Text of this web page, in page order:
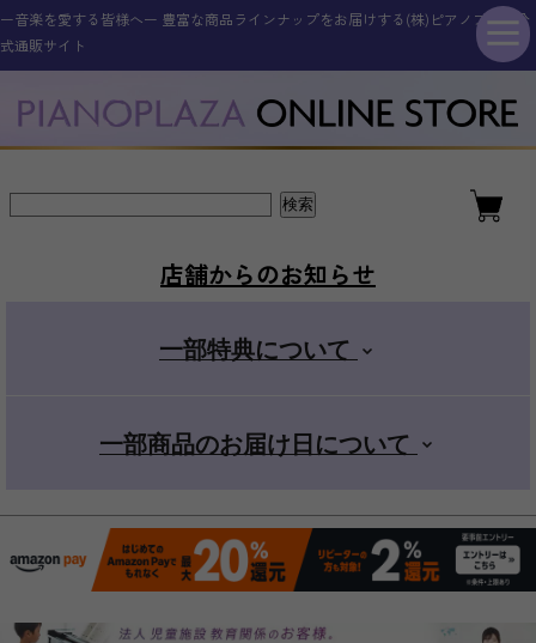
ー音楽を愛する皆様へー 豊富な商品ラインナップをお届けする(株)ピアノプラザ公
式通販サイト
YAMAHA ヤマハ
Roland ローランド
CASIO カシオ
KORG コルグ
Roland ローランド
新品アップライトピアノ
ELEDORA エレドラ
Roland ローランド
Pearl パール
ドラムアクセサリー
ギター・ベース
アコースティックギター
金管楽器
弦楽器
電子管楽器
電子楽器
マイク
スタンダード
+スマホ
カンタン
ピアノ用
その他取扱商品
店舗からのお知らせ
一部特典について
一部商品のお届け日について